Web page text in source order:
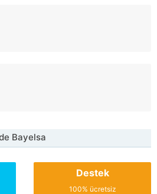
Bayelsa
Destek
100% ücretsiz